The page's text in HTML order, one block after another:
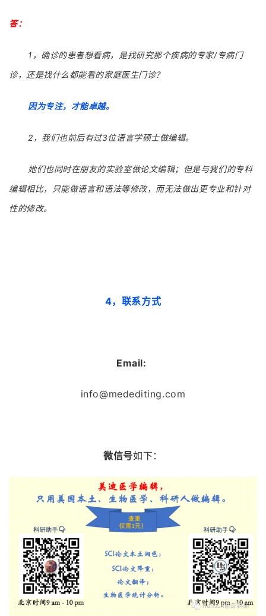
答：
1，确诊的患者想看病，是找研究那个疾病的专家/专病门
诊，还是找什么都能看的家庭医生门诊？
因为专注，才能卓越。
2，我们也前后有过3位语言学硕士做编辑。
她们也同时在朋友的实验室做论文编辑；但是与我们的专科
编辑相比，只能做语言和语法等修改，而无法做出更专业和针对
性的修改。
4，联系方式
Email:
info@medediting.com
微信号如下：